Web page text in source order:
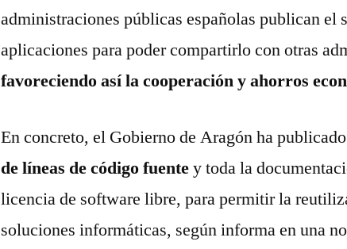
administraciones públicas españolas publican el
aplicaciones para poder compartirlo con otras
favoreciendo así la cooperación y ahorros
En concreto, el Gobierno de Aragón ha
de líneas de código fuentey toda la
licencia de software libre, para permitir la
soluciones informáticas, según informa en una